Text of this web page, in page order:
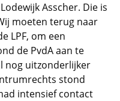
Asscher. Die is
moeten terug naar
LPF, om een
de PvdA aan te
nog uitzonderlijker
stond
intensief contact